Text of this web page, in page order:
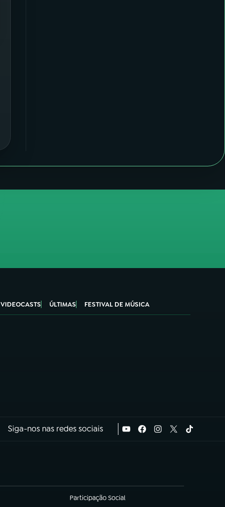
VIDEOCASTS ÚLTIMAS FESTIVAL DE MÚSICA
Siga-nos nas redes sociais
Participação Social
(abre em nova aba)